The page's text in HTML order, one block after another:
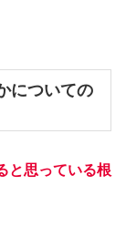
についての
と思っている根